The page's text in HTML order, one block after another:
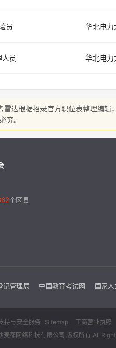
员 华北电力
员 华北电力
雷达根据招录官方职位表整理编
究。
个区县
记管理局 中国教育考试网 国家
持与安全服务 Sitemap
工商营业执照
都网络科技有限公司 版权所有 All